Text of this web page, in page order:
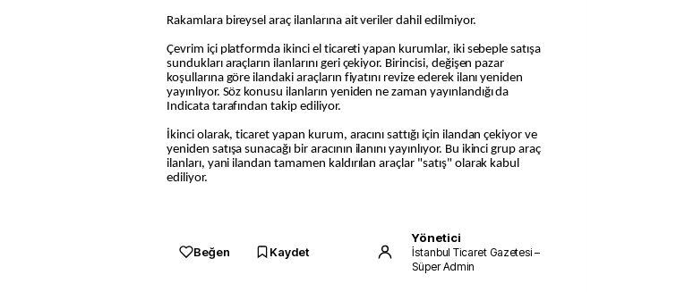
Rakamlara bireysel araç ilanlarına ait veriler dahil edilmiyor.
Çevrim içi platformda ikinci el ticareti yapan kurumlar, iki sebeple satışa
sundukları araçların ilanlarını geri çekiyor. Birincisi, değişen pazar
koşullarına göre ilandaki araçların fiyatını revize ederek ilanı yeniden
yayınlıyor. Söz konusu ilanların yeniden ne zaman yayınlandığı da
Indicata tarafından takip ediliyor.
İkinci olarak, ticaret yapan kurum, aracını sattığı için ilandan çekiyor ve
yeniden satışa sunacağı bir aracının ilanını yayınlıyor. Bu ikinci grup araç
ilanları, yani ilandan tamamen kaldırılan araçlar "satış" olarak kabul
ediliyor.
Beğen Kaydet
Yönetici
İstanbul Ticaret Gazetesi –
Süper Admin